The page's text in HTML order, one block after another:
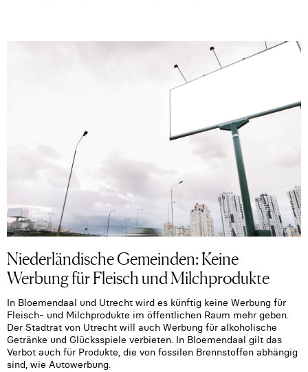
Niederländische Gemeinden: Keine
Werbung für Fleisch und Milchprodukte
In Bloemendaal und Utrecht wird es künftig keine Werbung für
Fleisch- und Milchprodukte im öffentlichen Raum mehr geben.
Der Stadtrat von Utrecht will auch Werbung für alkoholische
Getränke und Glücksspiele verbieten. In Bloemendaal gilt das
Verbot auch für Produkte, die von fossilen Brennstoffen abhängig
sind, wie Autowerbung.